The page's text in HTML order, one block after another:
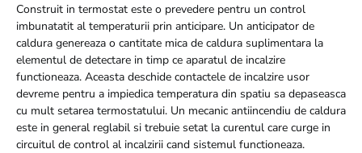
Construit in termostat este o prevedere pentru un control
imbunatatit al temperaturii prin anticipare. Un anticipator de
caldura genereaza o cantitate mica de caldura suplimentara la
elementul de detectare in timp ce aparatul de incalzire
functioneaza. Aceasta deschide contactele de incalzire usor
devreme pentru a impiedica temperatura din spatiu sa depaseasca
cu mult setarea termostatului. Un mecanic antiincendiu de caldura
este in general reglabil si trebuie setat la curentul care curge in
circuitul de control al incalzirii cand sistemul functioneaza.